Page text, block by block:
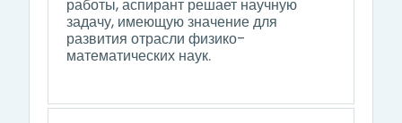
работы, аспирант решает научную
задачу, имеющую значение для
развития отрасли физико-
математических наук.